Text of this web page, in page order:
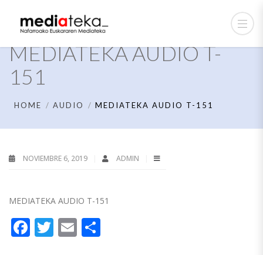
MEDIATEKA AUDIO T-
151
HOME AUDIO MEDIATEKA AUDIO T-151
NOVIEMBRE 6, 2019 ADMIN
MEDIATEKA AUDIO T-151
Facebook
Twitter
Email